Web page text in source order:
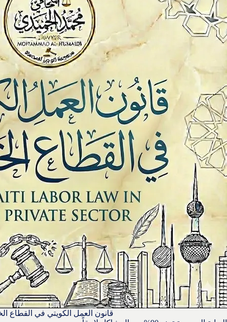
قانون العمل الكويتي في القطاع